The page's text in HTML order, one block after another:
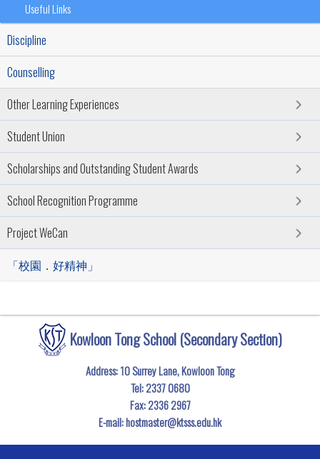
Useful Links
Discipline
Counselling
Other Learning Experiences
Student Union
Scholarships and Outstanding Student Awards
School Recognition Programme
Project WeCan
「校園．好精神」
Kowloon Tong School (Secondary Section)
Address: 10 Surrey Lane, Kowloon Tong
Tel:2337 0680
Fax:2336 2967
E-mail:hostmaster@ktsss.edu.hk